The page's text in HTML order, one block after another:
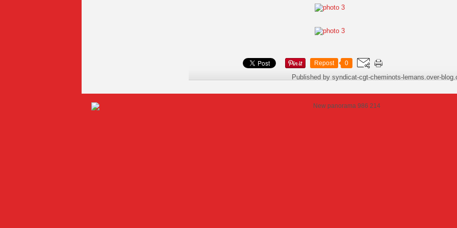
Repost 0
Published by syndicat-cgt-cheminots-lemans.over-